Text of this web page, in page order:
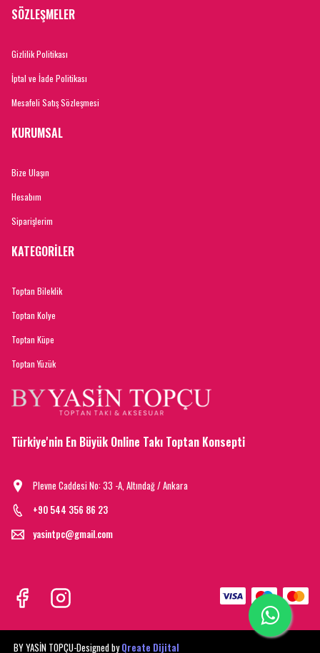
SÖZLEŞMELER
Gizlilik Politikası
İptal ve İade Politikası
Mesafeli Satış Sözleşmesi
KURUMSAL
Bize Ulaşın
Hesabım
Siparişlerim
KATEGORİLER
Toptan Bileklik
Toptan Kolye
Toptan Küpe
Toptan Yüzük
Türkiye'nin En Büyük Online Takı Toptan Konsepti
Plevne Caddesi No: 33 -A, Altındağ / Ankara
+90 544 356 86 23
yasintpc@gmail.com
BY YASİN TOPÇU-Designed byQreate Dijital